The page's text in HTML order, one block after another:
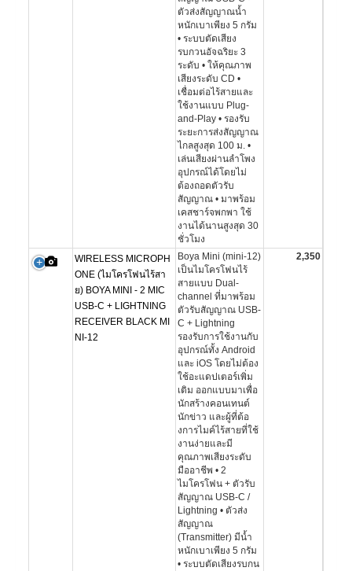
ตัวส่งสัญญาณน้ำ
หนักเบาเพียง 5 กรัม
• ระบบตัดเสียง
รบกวนอัจฉริยะ 3
ระดับ • ให้คุณภาพ
เสียงระดับ CD •
เชื่อมต่อไร้สายและ
ใช้งานแบบ Plug-
and-Play • รองรับ
ระยะการส่งสัญญาณ
ไกลสูงสุด 100 ม. •
เล่นเสียงผ่านลำโพง
อุปกรณ์ได้โดยไม่
ต้องถอดตัวรับ
สัญญาณ • มาพร้อม
เคสชาร์จพกพา ใช้
งานได้นานสูงสุด 30
ชั่วโมง
WIRELESS MICROPH
ONE (ไมโครโฟนไร้สา
ย) BOYA MINI - 2 MIC
USB-C + LIGHTNING
RECEIVER BLACK MI
NI-12
Boya Mini (mini-12)
เป็นไมโครโฟนไร้
สายแบบ Dual-
channel ที่มาพร้อม
ตัวรับสัญญาณ USB-
C + Lightning
รองรับการใช้งานกับ
อุปกรณ์ทั้ง Android
และ iOS โดยไม่ต้อง
ใช้อะแดปเตอร์เพิ่ม
เติม ออกแบบมาเพื่อ
นักสร้างคอนเทนต์
นักข่าว และผู้ที่ต้อ
งการไมค์ไร้สายที่ใช้
งานง่ายและมี
คุณภาพเสียงระดับ
มืออาชีพ • 2
ไมโครโฟน + ตัวรับ
สัญญาณ USB-C /
Lightning • ตัวส่ง
สัญญาณ
(Transmitter) มีน้ำ
หนักเบาเพียง 5 กรัม
• ระบบตัดเสียงรบกน
2,350